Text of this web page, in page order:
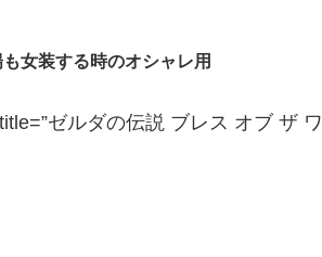
女装する時のオシャレ用
ゼルダの伝説 ブレス オブ ザ